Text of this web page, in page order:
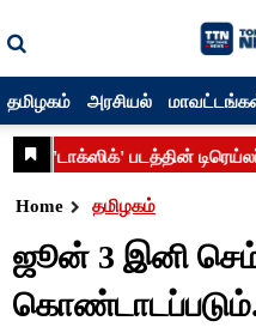
தமிழகம் அரசியல்
Home தமிழகம்
ஜூன் 3 இனி